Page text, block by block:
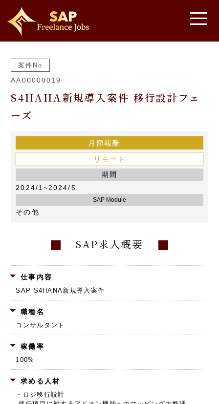
案件No
AA00000019
S4HAHA新規導入案件 移行設計フェ
ーズ
月額報酬
リモート
期間
2024/1~2024/5
SAP Module
その他
SAP求人概要
仕事内容
SAP S4HANA新規導入案件
職種名
コンサルタント
稼働率
100%
求める人材
・ロジ移行設計